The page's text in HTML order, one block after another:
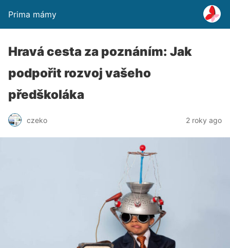
Prima mámy
Hravá cesta za poznáním: Jak
podpořit rozvoj vašeho
předškoláka
czeko 2 roky ago